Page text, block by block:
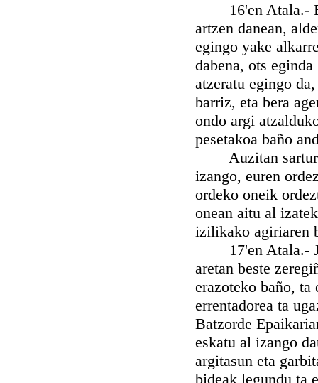
16'en Atala.-
artzen danean,
egingo yake
dabena, ots
atzeratu egingo
barriz, eta bera
ondo argi
pesetakoa baño
Auzitan sarturik
izango, euren
ordeko oneik
onean aitu al
izilikako agiriaren
17'en Atala.-
aretan beste
erazoteko baño,
errentadorea ta
Batzorde
eskatu al izango
argitasun eta
bideak legundu ta